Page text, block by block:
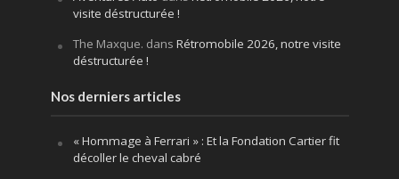
visite déstructurée !
The Maxque. dans Rétromobile 2026, notre visite
déstructurée !
Nos derniers articles
« Hommage à Ferrari » : Et la Fondation Cartier fit
décoller le cheval cabré